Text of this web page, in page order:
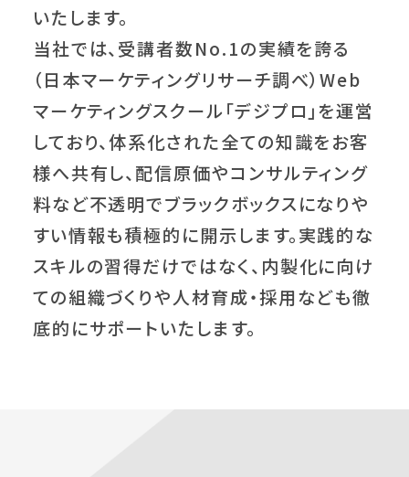
いたします。
当社では、受講者数No.1の実績を誇る
（日本マーケティングリサーチ調べ）Web
マーケティングスクール「デジプロ」を運営
しており、体系化された全ての知識をお客
様へ共有し、配信原価やコンサルティング
料など不透明でブラックボックスになりや
すい情報も積極的に開示します。実践的な
スキルの習得だけではなく、内製化に向け
ての組織づくりや人材育成・採用なども徹
底的にサポートいたします。